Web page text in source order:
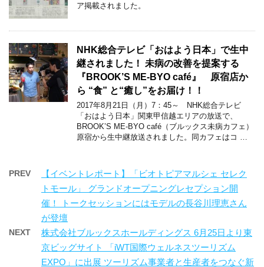
ア掲載されました。
NHK総合テレビ「おはよう日本」で生中
継されました！ 未病の改善を提案する
『BROOK’S ME-BYO café』 原宿店か
ら “食” と“癒し”をお届け！！
2017年8月21日（月）7：45～ NHK総合テレビ
「おはよう日本」関東甲信越エリアの放送で、
BROOK’S ME-BYO café（ブルックス未病カフェ）
原宿から生中継放送されました。同カフェはコ …
PREV
【イベントレポート】「ビオトピアマルシェ セレク
トモール」 グランドオープニングレセプション開
催！ トークセッションにはモデルの長谷川理恵さん
が登壇
NEXT
株式会社ブルックスホールディングス 6月25日より東
京ビッグサイト 「iWT国際ウェルネスツーリズム
EXPO」に出展 ツーリズム事業者と生産者をつなぐ新